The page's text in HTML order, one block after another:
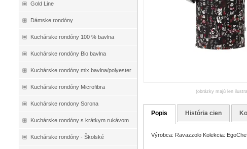
Gold Line
Dámske rondóny
Kuchárske rondóny 100 % bavlna
Kuchárske rondóny Bio bavlna
Kuchárske rondóny mix bavlna/polyester
Kuchárske rondóny Microfibra
Kuchárske rondony Sorona
Kuchárske rondóny s krátkym rukávom
Kuchárske rondóny - Školské
(obrázky majú len
Popis História cien
Výrobca: Ravazzolo Kolekcia: